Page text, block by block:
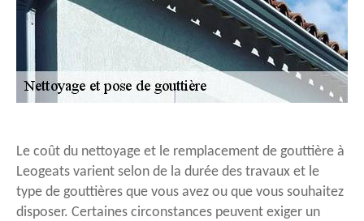
Le coût du nettoyage et le remplacement de gouttière à
Leogeats varient selon de la durée des travaux et le
type de gouttières que vous avez ou que vous souhaitez
disposer. Certaines circonstances peuvent exiger un